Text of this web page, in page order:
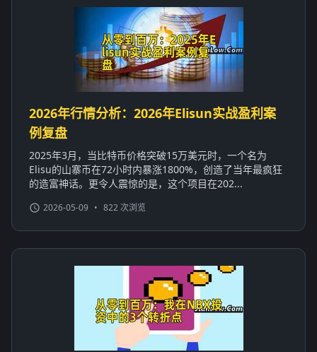
2026年行情分析：2026年Elisun实战盈利案
例复盘
2025年3月，当比特币价格突破15万美元时，一个名为
Elisu的山寨币在72小时内暴涨1800%，创造了当年最疯狂
的造富神话。更令人震惊的是，这个项目在202...
2026-05-09 • 822 次浏览